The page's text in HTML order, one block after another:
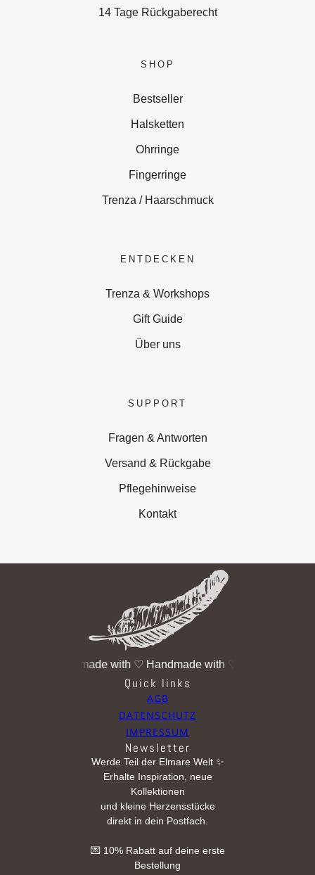
14 Tage Rückgaberecht
SHOP
Bestseller
Halsketten
Ohrringe
Fingerringe
Trenza / Haarschmuck
ENTDECKEN
Trenza & Workshops
Gift Guide
Über uns
SUPPORT
Fragen & Antworten
Versand & Rückgabe
Pflegehinweise
Kontakt
Handmade with ♡Handmade with ♡
Quick links
AGB
DATENSCHUTZ
IMPRESSUM
Newsletter
Werde Teil der Elmare Welt ✨
Erhalte Inspiration, neue
Kollektionen
und kleine Herzensstücke
direkt in dein Postfach.
💌 10% Rabatt auf deine erste
Bestellung